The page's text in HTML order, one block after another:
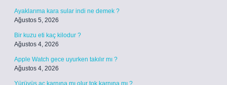
Ayaklarıma kara sular indi ne demek ?
Ağustos 5, 2026
Bir kuzu eti kaç kilodur ?
Ağustos 4, 2026
Apple Watch gece uyurken takılır mı ?
Ağustos 4, 2026
Yürüyüş aç karnına mı olur tok karnına mı ?